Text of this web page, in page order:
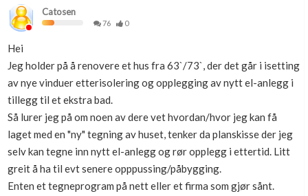
Boligmappa+
Få mer ut av Boligmappa
Catosen
76 0
Hei
Jeg holder på å renovere et hus fra 63`/73`, der det går i isetting
av nye vinduer etterisolering og opplegging av nytt el-anlegg i
tillegg til et ekstra bad.
Så lurer jeg på om noen av dere vet hvordan/hvor jeg kan få
laget med en "ny" tegning av huset, tenker da planskisse der jeg
selv kan tegne inn nytt el-anlegg og rør opplegg i ettertid. Litt
greit å ha til evt senere opppussing/påbygging.
Enten et tegneprogram på nett eller et firma som gjør sånt.